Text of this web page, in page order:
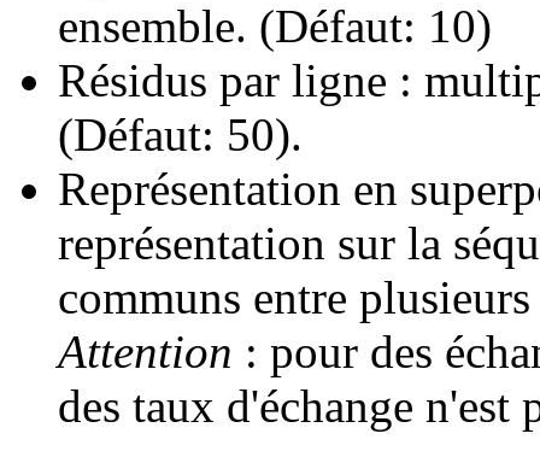
ensemble. (Défaut: 10)
Résidus par ligne :
(Défaut: 50).
Représentation en
représentation sur la
communs entre
Attention : pour des
des taux d'échange n'est